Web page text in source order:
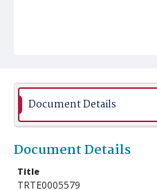
Document Details
Document Details
Title
TRTE0005579